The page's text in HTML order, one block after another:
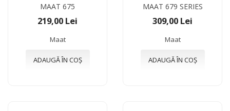
MAAT 675
219,00 Lei
Maat
ADAUGĂ ÎN COȘ
MAAT 679 SERIES
309,00 Lei
Maat
ADAUGĂ ÎN COȘ